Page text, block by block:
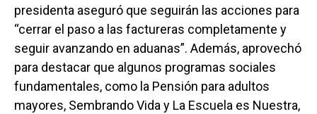
presidenta aseguró que seguirán las acciones para
“cerrar el paso a las factureras completamente y
seguir avanzando en aduanas”. Además, aprovechó
para destacar que algunos programas sociales
fundamentales, como la Pensión para adultos
mayores, Sembrando Vida y La Escuela es Nuestra,